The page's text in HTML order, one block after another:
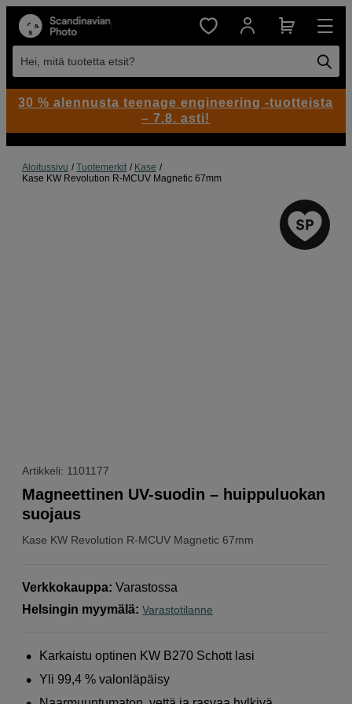
Hei, mitä tuotetta etsit?
Aloitussivu Tuotemerkit
Kase
Kase KW Revolution R-MCUV Magnetic 67mm
Artikkeli: 1101177
Kase KW Revolution R-MCUV Magnetic 67mm
Magneettinen UV-suodin – huippuluokan
suojaus
Verkkokauppa: Varastossa
Helsingin myymälä: Varastotilanne
Karkaistu optinen KW B270 Schott lasi
Yli 99,4 % valonläpäisy
30 % alennusta teenage engineering -tuotteista
– 7.8. asti!